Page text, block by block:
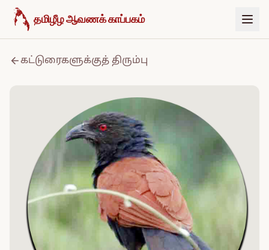
உள்ளடக்கத்திற்குச் செல்க
தமிழீழ ஆவணக் காப்பகம்
கட்டுரைகளுக்குத் திரும்பு